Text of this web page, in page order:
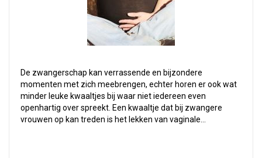
De zwangerschap kan verrassende en bijzondere
momenten met zich meebrengen, echter horen er ook wat
minder leuke kwaaltjes bij waar niet iedereen even
openhartig over spreekt. Een kwaaltje dat bij zwangere
vrouwen op kan treden is het lekken van vaginale…